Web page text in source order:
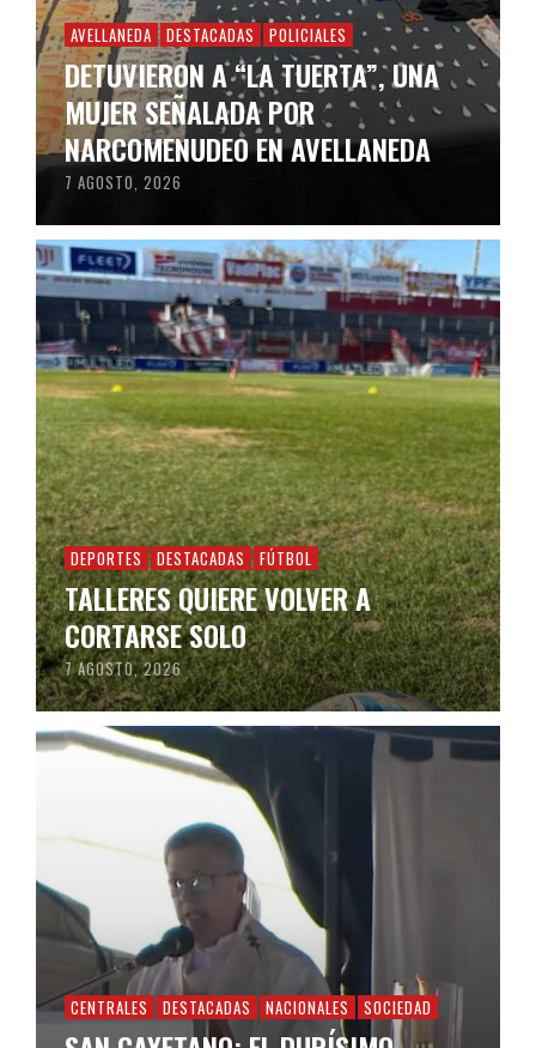
AVELLANEDA DESTACADAS POLICIALES
DETUVIERON A “LA TUERTA”, UNA
MUJER SEÑALADA POR
NARCOMENUDEO EN AVELLANEDA
7 AGOSTO, 2026
DEPORTES DESTACADAS FÚTBOL
TALLERES QUIERE VOLVER A
CORTARSE SOLO
7 AGOSTO, 2026
CENTRALES DESTACADAS NACIONALES SOCIEDAD